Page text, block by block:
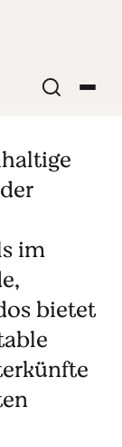
im
bietet